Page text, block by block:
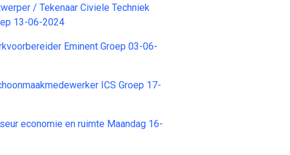
/ Tekenaar Civiele Techniek
13-06-2024
Eminent Groep 03-06-
ICS Groep 17-
economie en ruimte Maandag 16-